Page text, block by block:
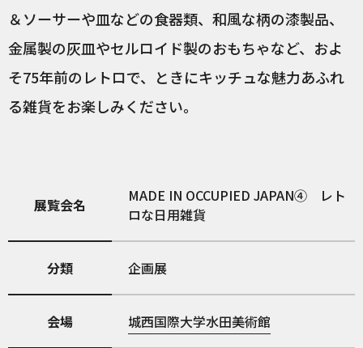
＆ソーサーや皿などの食器類、和風な柄の漆製品、
金属製の灰皿やセルロイド製のおもちゃなど、およ
そ75年前のレトロで、ときにキッチュな魅力あふれ
る雑貨をお楽しみください。
展覧会名
MADE IN OCCUPIED JAPAN④ レト
ロな日用雑貨
分類 企画展
会場 城西国際大学水田美術館